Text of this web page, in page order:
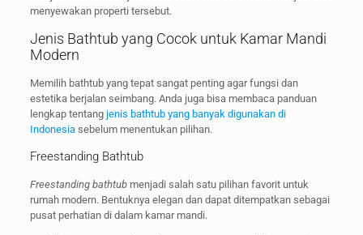
menyewakan properti tersebut.
Jenis Bathtub yang Cocok untuk Kamar Mandi
Modern
Memilih bathtub yang tepat sangat penting agar fungsi dan
estetika berjalan seimbang. Anda juga bisa membaca panduan
lengkap tentang jenis bathtub yang banyak digunakan di
Indonesiasebelum menentukan pilihan.
Freestanding Bathtub
Freestanding bathtubmenjadi salah satu pilihan favorit untuk
rumah modern. Bentuknya elegan dan dapat ditempatkan sebagai
pusat perhatian di dalam kamar mandi.